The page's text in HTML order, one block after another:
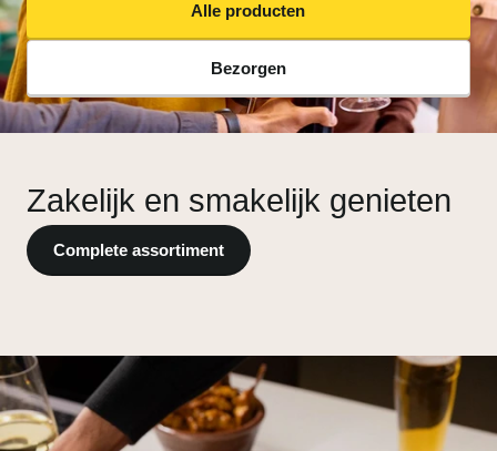
Alle producten
Bezorgen
Zakelijk en smakelijk genieten
Complete assortiment